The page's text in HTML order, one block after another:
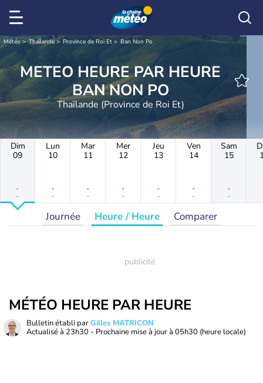
Météo Thaïlande Province de Roi Et Ban Non Po
METEO HEURE PAR HEURE
BAN NON PO
Thaïlande (Province de Roi Et)
Dim
09
-
-
Lun
10
-
-
Mar
11
-
-
Mer
12
-
-
Jeu
13
-
-
Ven
14
-
-
Sam
15
-
-
Journée Heure / Heure Comparer
MÉTÉO HEURE PAR HEURE
Bulletin établi parGilles MATRICON
Actualisé à 23h30 - Prochaine mise à jour à 05h30 (heure locale)